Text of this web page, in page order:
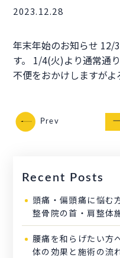
2023.12.28
年末年始のお知らせ 12/
す。 1/4(火)より通常通
不便をおかけしますがよ
Prev
Recent Posts
頭痛・偏頭痛に悩む
整骨院の首・肩整体
腰痛を和らげたい方
体の効果と施術の流